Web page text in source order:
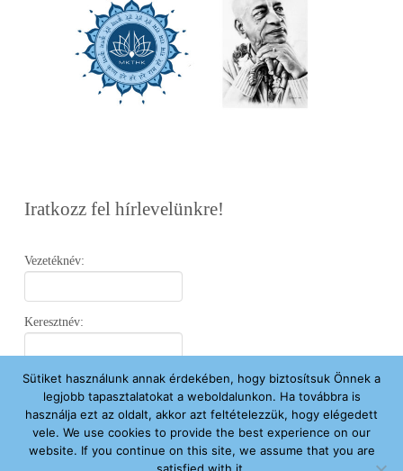
Iratkozz fel hírlevelünkre!
Vezetéknév:
Keresztnév:
Email:
Elfogadom az Adatvédelmi Nyilatkozatot .
Sütiket használunk annak érdekében, hogy biztosítsuk Önnek a
legjobb tapasztalatokat a weboldalunkon. Ha továbbra is
használja ezt az oldalt, akkor azt feltételezzük, hogy elégedett
vele. We use cookies to provide the best experience on our
website. If you continue on this site, we assume that you are